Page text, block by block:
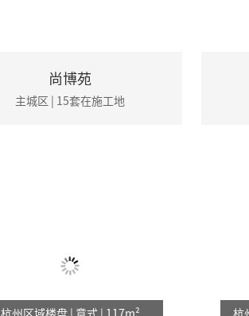
尚博苑
主城区 | 15套在施工地
杭州区域楼盘 | 意式 | 117m² 杭